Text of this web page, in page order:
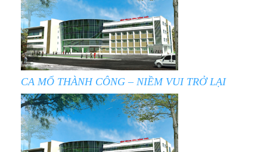
CA MỔ THÀNH CÔNG – NIỀM VUI TRỞ LẠI